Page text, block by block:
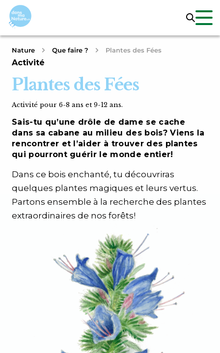
Nature Que faire ? Plantes des Fées
Activité
Plantes des Fées
Activité pour 6-8 ans et 9-12 ans.
Sais-tu qu’une drôle de dame se cache
dans sa cabane au milieu des bois? Viens la
rencontrer et l’aider à trouver des plantes
qui pourront guérir le monde entier!
Dans ce bois enchanté, tu découvriras
quelques plantes magiques et leurs vertus.
Partons ensemble à la recherche des plantes
extraordinaires de nos forêts!